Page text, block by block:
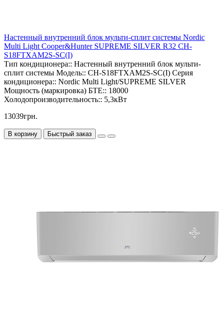
Настенный внутренний блок мульти-сплит системы Nordic
Multi Light Cooper&Hunter SUPREME SILVER R32 CH-
S18FTXAM2S-SC(I)
Тип кондиционера:: Настенный внутренний блок мульти-
сплит системы Модель:: CH-S18FTXAM2S-SC(I) Серия
кондиционера:: Nordic Multi Light/SUPREME SILVER
Мощность (маркировка) БТЕ:: 18000
Холодопроизводительность:: 5,3кВт
13039грн.
В корзину Быстрый заказ